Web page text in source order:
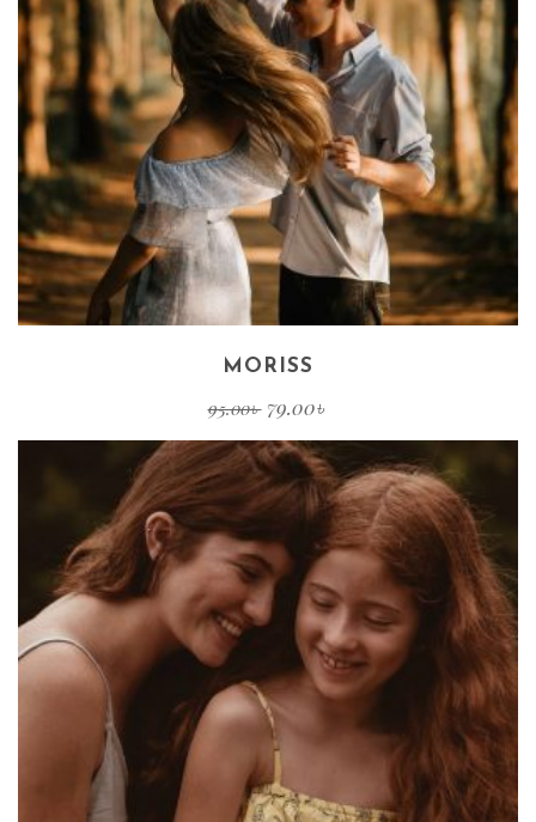
MORISS
95.00৳ 79.00৳